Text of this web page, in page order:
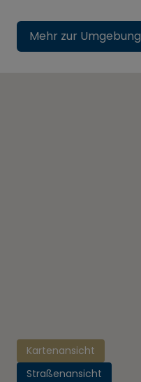
Mehr zur Umgebung
Kartenansicht
Straßenansicht